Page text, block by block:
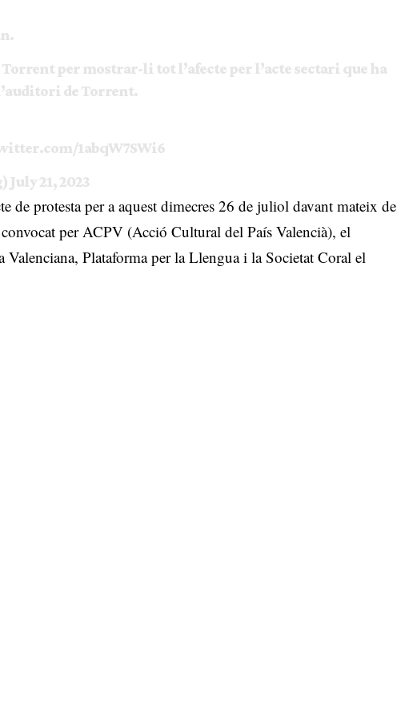
Torrent per mostrar-li tot l’afecte per l’acte sectari que ha
de Torrent.
1abqW7SWi6
July 21, 2023
de protesta per a aquest dimecres 26 de juliol davant mateix de
per ACPV (Acció Cultural del País Valencià), el
Plataforma per la Llengua i la Societat Coral el